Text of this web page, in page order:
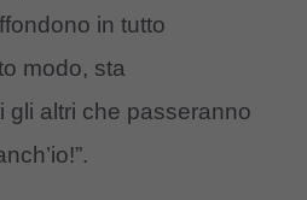
in tutto
modo, sta
gli altri che passeranno